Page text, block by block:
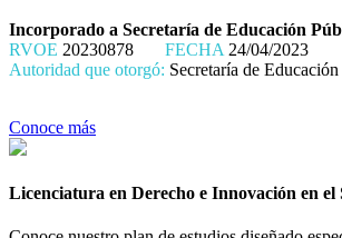
Incorporado a Secretaría de Educación
RVOE 20230878 FECHA 24/04/2023
Autoridad que otorgó: Secretaría de
Conoce más
Licenciatura en Derecho e Innovación en